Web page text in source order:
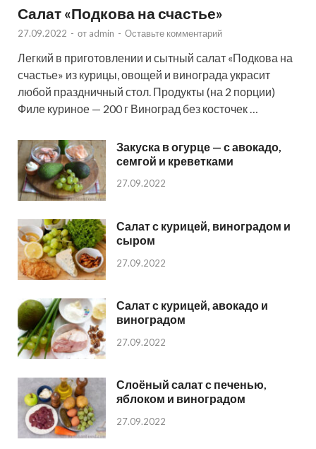
Салат «Подкова на счастье»
27.09.2022 - от admin - Оставьте комментарий
Легкий в приготовлении и сытный салат «Подкова на
счастье» из курицы, овощей и винограда украсит
любой праздничный стол. Продукты (на 2 порции)
Филе куриное — 200 г Виноград без косточек …
Закуска в огурце — с авокадо,
семгой и креветками
27.09.2022
Салат с курицей, виноградом и
сыром
27.09.2022
Салат с курицей, авокадо и
виноградом
27.09.2022
Слоёный салат с печенью,
яблоком и виноградом
27.09.2022